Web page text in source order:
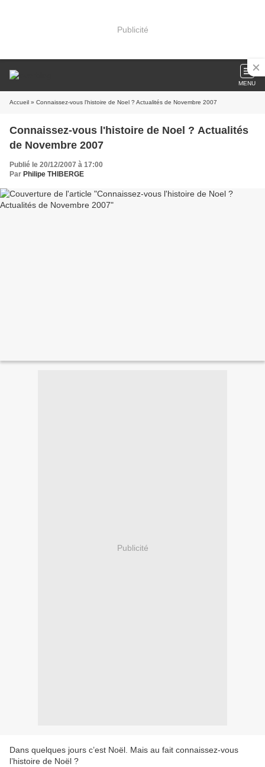
Publicité
MENU
Accueil » Connaissez-vous l'histoire de Noel ? Actualités de Novembre 2007
Connaissez-vous l'histoire de Noel ? Actualités
de Novembre 2007
Publié le 20/12/2007 à 17:00
Par Philipe THIBERGE
Publicité
Dans quelques jours c’est Noël. Mais au fait connaissez-vous
l’histoire de Noël ?